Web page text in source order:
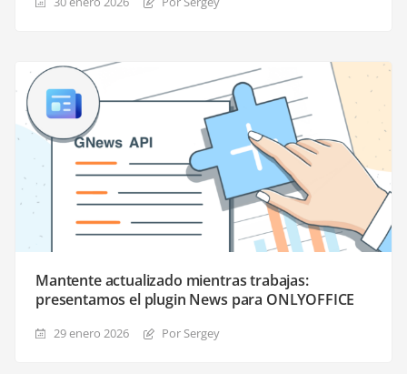
Mantente actualizado mientras trabajas:
presentamos el plugin News para ONLYOFFICE
29 enero 2026 Por Sergey